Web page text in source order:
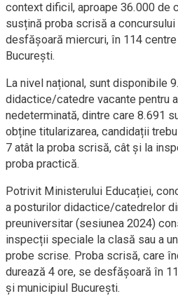
context dificil, aproape 36.000 de
susțină proba scrisă a
desfășoară miercuri, în 114
București.
La nivel național, sunt disponibile
didactice/catedre vacante pentru
nedeterminată, dintre care 8.691
obține titularizarea, candidații
7 atât la proba scrisă, cât și la
proba practică.
Potrivit Ministerului Educației,
a posturilor didactice/catedrelor
preuniversitar (sesiunea 2024)
inspecții speciale la clasă sau a
probe scrise. Proba scrisă, care
durează 4 ore, se desfășoară în
și municipiul București.